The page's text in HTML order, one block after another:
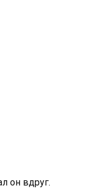
он вдруг.